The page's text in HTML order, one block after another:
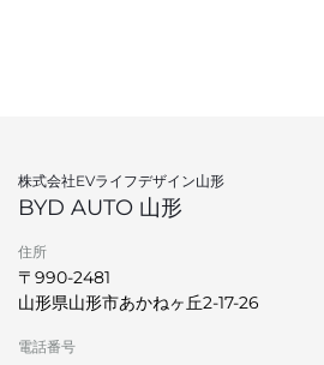
株式会社EVライフデザイン山形
BYD AUTO 山形
住所
〒990-2481
山形県山形市あかねヶ丘2-17-26
電話番号